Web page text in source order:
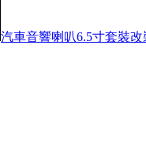
汽車音響喇叭6.5寸套裝